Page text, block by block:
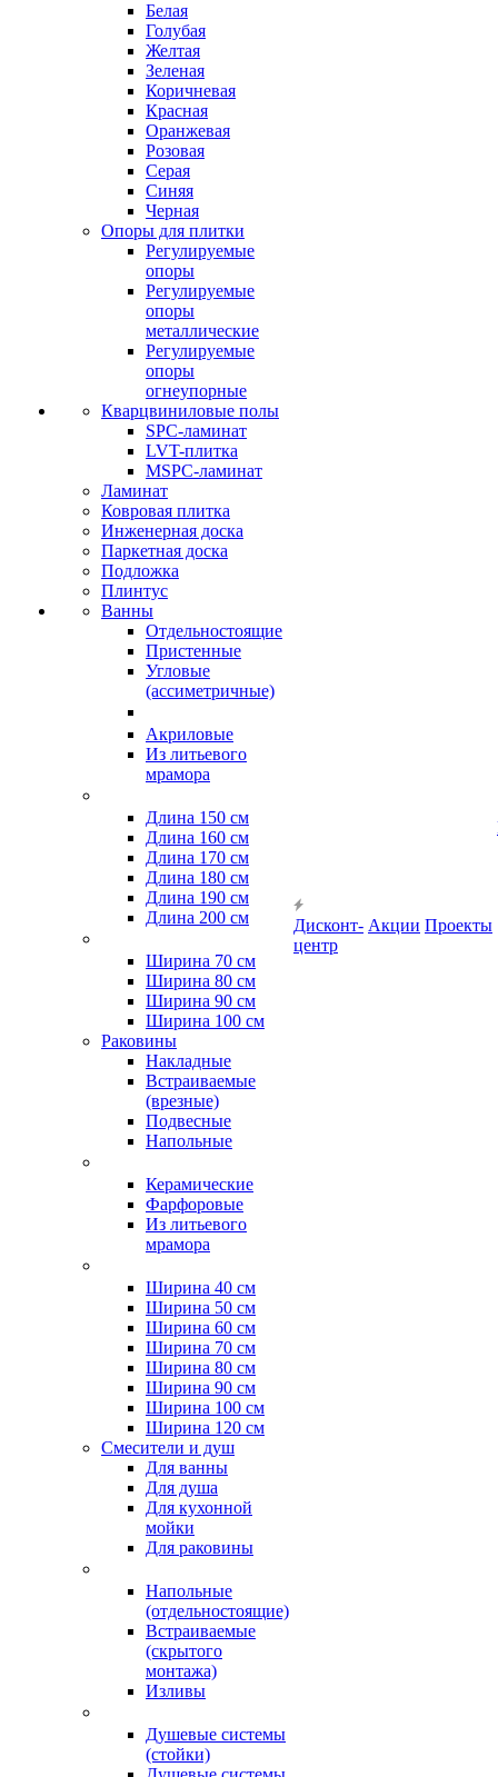
Белая
Голубая
Желтая
Зеленая
Коричневая
Красная
Оранжевая
Розовая
Серая
Синяя
Черная
Опоры для плитки
Регулируемые
опоры
Регулируемые
опоры
металлические
Регулируемые
опоры
огнеупорные
Кварцвиниловые полы
SPC-ламинат
LVT-плитка
MSPC-ламинат
Ламинат
Ковровая плитка
Инженерная доска
Паркетная доска
Подложка
Плинтус
Ванны
Отдельностоящие
Пристенные
Угловые
(ассиметричные)
Акриловые
Из литьевого
мрамора
Длина 150 см
Длина 160 см
Длина 170 см
Длина 180 см
Длина 190 см
Длина 200 см
Ширина 70 см
Ширина 80 см
Ширина 90 см
Ширина 100 см
Раковины
Накладные
Встраиваемые
(врезные)
Подвесные
Напольные
Керамические
Фарфоровые
Из литьевого
мрамора
Ширина 40 см
Ширина 50 см
Ширина 60 см
Ширина 70 см
Ширина 80 см
Ширина 90 см
Ширина 100 см
Ширина 120 см
Смесители и душ
Для ванны
Для душа
Для кухонной
мойки
Для раковины
Напольные
(отдельностоящие)
Встраиваемые
(скрытого
монтажа)
Изливы
Душевые системы
(стойки)
Дисконт-
центр
Акции Проекты